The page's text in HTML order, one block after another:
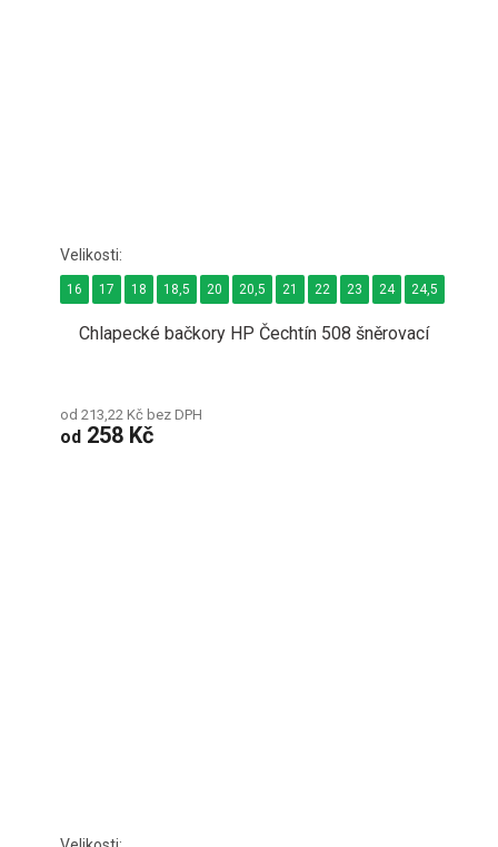
Chlapecké bačkory HP Čechtín 508 šněrovací
od 213,22 Kč bez DPH
od 258 Kč
16 17 18 18,5 20 20,5 21 22 23 24 24,5